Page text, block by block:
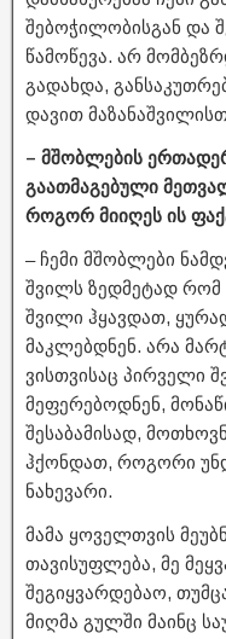
შებოჭილობისგან და
წამოწევა. არ
გადახდა,
დავით
– მშობლების
გაათმაგებული
როგორ მიიღეს ის
– ჩემი მშობლები
შვილს ზედმეტად რომ
შვილი ჰყავდათ,
მაკლებდნენ. არა
ვისთვისაც პირველი
მეფერებოდნენ,
შესაბამისად,
ჰქონდათ, როგორი
ნახევარი.
მამა ყოველთვის
თავისუფლება, მე
შეგიყვარდებაო,
მიღმა გულში მაინც